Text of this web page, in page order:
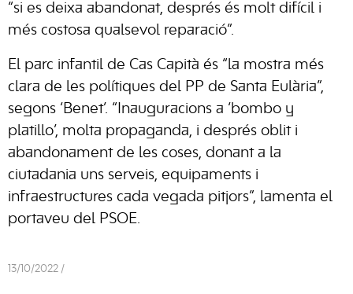
“si es deixa abandonat, després és molt difícil i
més costosa qualsevol reparació”.
El parc infantil de Cas Capità és “la mostra més
clara de les polítiques del PP de Santa Eulària”,
segons ‘Benet’. “Inauguracions a ‘bombo y
platillo’, molta propaganda, i després oblit i
abandonament de les coses, donant a la
ciutadania uns serveis, equipaments i
infraestructures cada vegada pitjors”, lamenta el
portaveu del PSOE.
13/10/2022 /